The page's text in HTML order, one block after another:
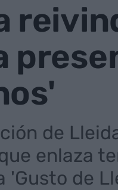
de
enlaza
'Gusto de